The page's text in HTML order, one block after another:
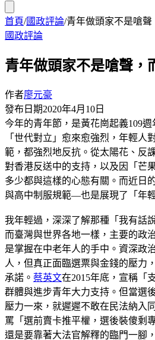
首頁/國政評論/青年做頭家不是嗆
國政評論
青年做頭家不是嗆聲，
作者廖元豪
發布日期2020年4月10日
今年的青年節，是黃花崗起義109
「世代對立」愈來愈強烈，年輕人
範，都強烈地反抗。從太陽花、反
對香港反送中的支持，以及因「芒
多少都與這樣的心態有關。而近日
與高中制服規範—也是展現了「年
我年輕過，深深了解那種「我有話
而臺灣與世界各地一樣，主要的政
是掌握在中老年人的手中。資深政
人，但真正面臨選票與金錢的壓力
承諾。 蔡英文在2015年底，宣稱「
群體與進步青年大力支持。但當選
壓力一來，就遲遲不敢在民法納入
罵「選前賣卡推平權，選後裝傻剩
還是要靠著大法官解釋的臨門一腳